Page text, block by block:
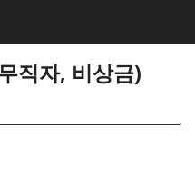
직자, 비상금)